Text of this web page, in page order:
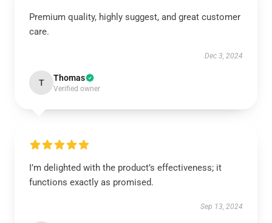
Premium quality, highly suggest, and great customer
care.
Dec 3, 2024
T Thomas
Verified owner
I’m delighted with the product’s effectiveness; it
functions exactly as promised.
Sep 13, 2024